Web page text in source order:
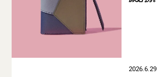
2026.6.29